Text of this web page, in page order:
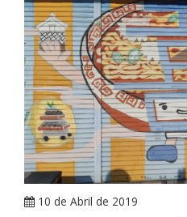
10 de Abril de 2019
ARRAY